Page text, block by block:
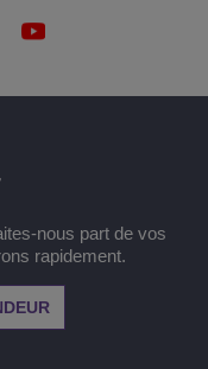
nous part de vos
rapidement.